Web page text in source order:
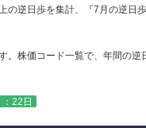
の逆日歩を集計、『7月の逆日
。株価コード一覧で、年間の逆
22日